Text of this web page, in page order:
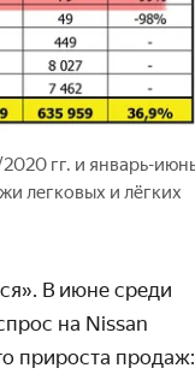
гг. и январь-
легковых и лёгких
В июне среди
на Nissan
прироста продаж: